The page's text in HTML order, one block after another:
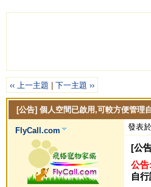
‹‹ 上一主題 下一主題 ››
[公告] 個人空間已啟用,可較方便管理
FlyCall.com 發表
[公
公告:
自